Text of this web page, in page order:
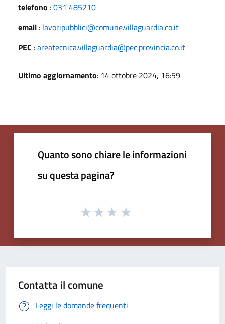
telefono :031 485210
email : lavoripubblici@comune.villaguardia.co.it
PEC :areatecnica.villaguardia@pec.provincia.co.it
Ultimo aggiornamento: 14 ottobre 2024, 16:59
Quanto sono chiare le informazioni
su questa pagina?
Contatta il comune
Leggi le domande frequenti